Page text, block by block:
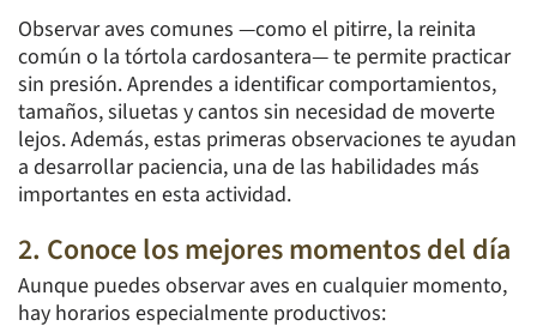
Observar aves comunes —como el pitirre, la reinita
común o la tórtola cardosantera— te permite practicar
sin presión. Aprendes a identificar comportamientos,
tamaños, siluetas y cantos sin necesidad de moverte
lejos. Además, estas primeras observaciones te ayudan
a desarrollar paciencia, una de las habilidades más
importantes en esta actividad.
2. Conoce los mejores momentos del día
Aunque puedes observar aves en cualquier momento,
hay horarios especialmente productivos: